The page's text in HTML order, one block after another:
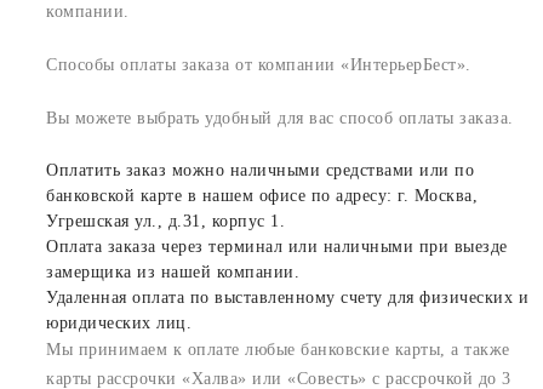
компании.
Способы оплаты заказа от компании «ИнтерьерБест».
Вы можете выбрать удобный для вас способ оплаты заказа.
Оплатить заказ можно наличными средствами или по
банковской карте в нашем офисе по адресу: г. Москва,
Угрешская ул., д.31, корпус 1.
Оплата заказа через терминал или наличными при выезде
замерщика из нашей компании.
Удаленная оплата по выставленному счету для физических и
юридических лиц.
Мы принимаем к оплате любые банковские карты, а также
карты рассрочки «Халва» или «Совесть» с рассрочкой до 3